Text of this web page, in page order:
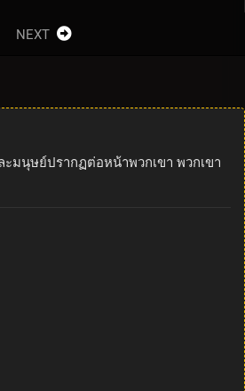
NEXT
มนุษย์ปรากฏต่อหน้าพวกเขา พวกเขา